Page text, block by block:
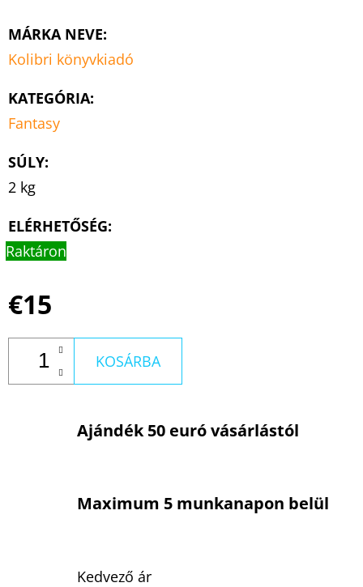
MÁRKA NEVE:
Kolibri könyvkiadó
KATEGÓRIA:
Fantasy
SÚLY:
2 kg
ELÉRHETŐSÉG:
Raktáron
€15
KOSÁRBA
Ajándék 50 euró vásárlástól
Maximum 5 munkanapon belül
Kedvező ár